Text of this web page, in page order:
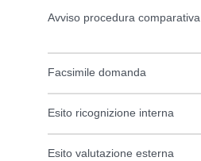
Avviso procedura
Facsimile domanda
Esito ricognizione interna
Esito valutazione esterna